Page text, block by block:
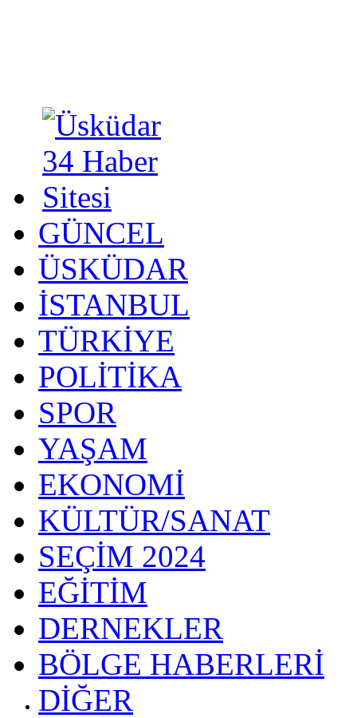
GÜNCEL
ÜSKÜDAR
İSTANBUL
TÜRKİYE
POLİTİKA
SPOR
YAŞAM
EKONOMİ
KÜLTÜR/SANAT
SEÇİM 2024
EĞİTİM
DERNEKLER
BÖLGE HABERLERİ
DİĞER